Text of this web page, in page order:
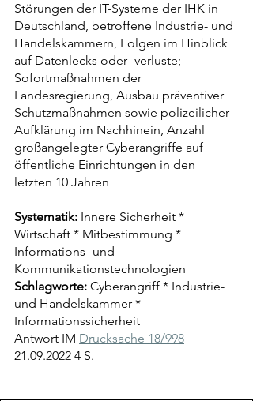
Störungen der IT-Systeme der IHK in
Deutschland, betroffene Industrie- und
Handelskammern, Folgen im Hinblick
auf Datenlecks oder -verluste;
Sofortmaßnahmen der
Landesregierung, Ausbau präventiver
Schutzmaßnahmen sowie polizeilicher
Aufklärung im Nachhinein, Anzahl
großangelegter Cyberangriffe auf
öffentliche Einrichtungen in den
letzten 10 Jahren
Systematik: Innere Sicherheit *
Wirtschaft * Mitbestimmung *
Informations- und
Kommunikationstechnologien
Schlagworte: Cyberangriff * Industrie-
und Handelskammer *
Informationssicherheit
Antwort IM Drucksache 18/998
21.09.2022 4 S.